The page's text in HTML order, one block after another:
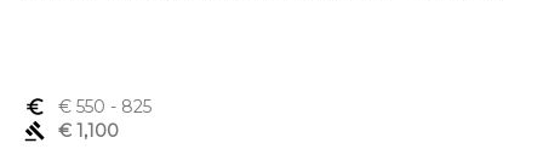
euro_symbol € 550 - 825
gavel
€ 1,100